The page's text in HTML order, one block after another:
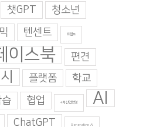
챗GPT
청소년
텐센트 트럼프
이스북 편견
플랫폼
학교
협업 4차산업혁명 AI
ChatGPT Generative AI